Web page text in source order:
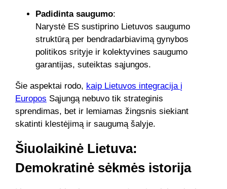
Padidinta saugumo:
Narystė ES sustiprino Lietuvos saugumo
struktūrą per bendradarbiavimą gynybos
politikos srityje ir kolektyvines saugumo
garantijas, suteiktas sąjungos.
Šie aspektai rodo, kaip Lietuvos integracija į
Europos Sąjungą nebuvo tik strateginis
sprendimas, bet ir lemiamas žingsnis siekiant
skatinti klestėjimą ir saugumą šalyje.
Šiuolaikinė Lietuva:
Demokratinė sėkmės istorija